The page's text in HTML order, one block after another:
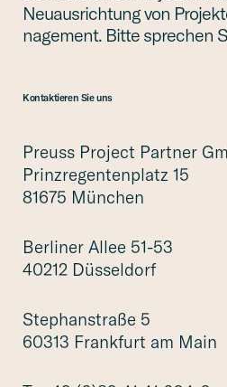
Neuaus­rich­tung von
nage­ment. Bitte sprechen
Kontak­tie­ren Sie uns
Preuss Project Partner
Prinz­re­gen­ten­platz 15
81675 München
Berliner Allee 51-53
40212 Düsseldorf
Stephan­straße 5
60313 Frank­furt am Main